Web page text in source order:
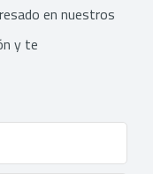
en nuestros
y te